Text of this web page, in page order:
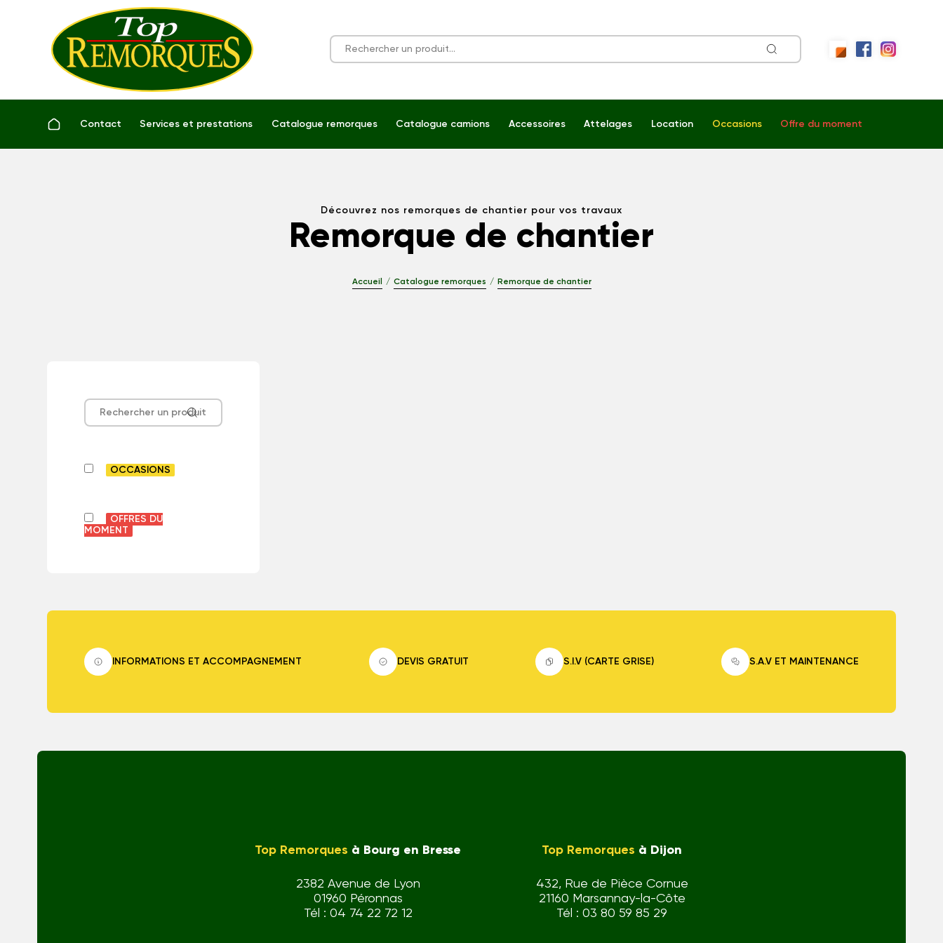
Contact Services et prestations Catalogue remorques Catalogue camions Accessoires Attelages Location Occasions Offre du moment
Découvrez nos remorques de chantier pour vos travaux
Remorque de chantier
Accueil Catalogue remorques Remorque de chantier
OCCASIONS
OFFRES DU
MOMENT
INFORMATIONS ET ACCOMPAGNEMENT DEVIS GRATUIT S.I.V (CARTE GRISE) S.A.V ET MAINTENANCE
Top Remorques à Bourg en Bresse
2382 Avenue de Lyon
01960 Péronnas
Tél : 04 74 22 72 12
Top Remorques à Dijon
432, Rue de Pièce Cornue
21160 Marsannay-la-Côte
Tél : 03 80 59 85 29